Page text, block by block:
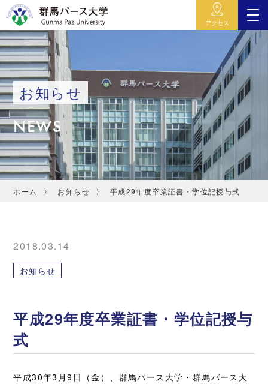
アクセス
お知らせ
NEWS
ホーム お知らせ 平成29年度卒業証書・学位記授与式
2018.03.14
お知らせ
平成29年度卒業証書・学位記授与
式
平成30年3月9日（金）、群馬パース大学・群馬パース大